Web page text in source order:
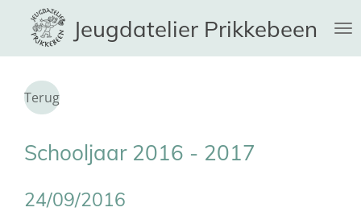
direct
naar
hoofdinhoud
Jeugdatelier Prikkebeen
Terug
Schooljaar 2016 - 2017
24/09/2016